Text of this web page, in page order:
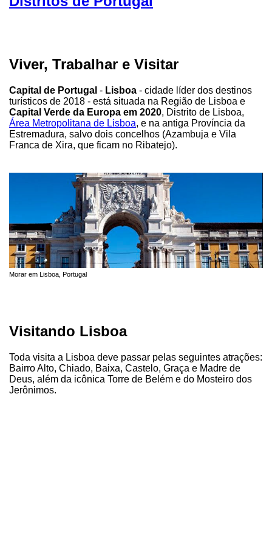
Viver, Trabalhar e Visitar
Capital de Portugal - Lisboa - cidade líder dos destinos
turísticos de 2018 - está situada na Região de Lisboa e
Capital Verde da Europa em 2020, Distrito de Lisboa,
Área Metropolitana de Lisboa, e na antiga Província da
Estremadura, salvo dois concelhos (Azambuja e Vila
Franca de Xira, que ficam no Ribatejo).
Morar em Lisboa, Portugal
Visitando Lisboa
Toda visita a Lisboa deve passar pelas seguintes atrações:
Bairro Alto, Chiado, Baixa, Castelo, Graça e Madre de
Deus, além da icônica Torre de Belém e do Mosteiro dos
Jerônimos.